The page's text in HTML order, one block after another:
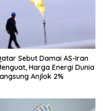
Sebut Damai AS-Iran
Harga Energi Dunia
Anjlok 2%